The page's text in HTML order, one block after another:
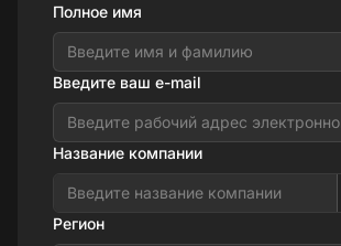
Полное имя
Введите ваш e-mail
Название компании
Регион